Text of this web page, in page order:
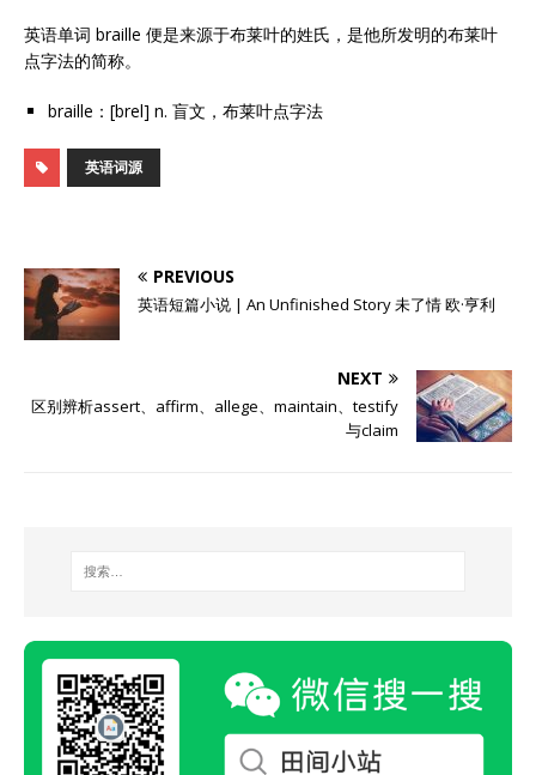
英语单词 braille 便是来源于布莱叶的姓氏，是他所发明的布莱叶
点字法的简称。
braille：[brel] n. 盲文，布莱叶点字法
英语词源
PREVIOUS
英语短篇小说 | An Unfinished Story 未了情 欧·亨利
NEXT
区别辨析assert、affirm、allege、maintain、testify
与claim